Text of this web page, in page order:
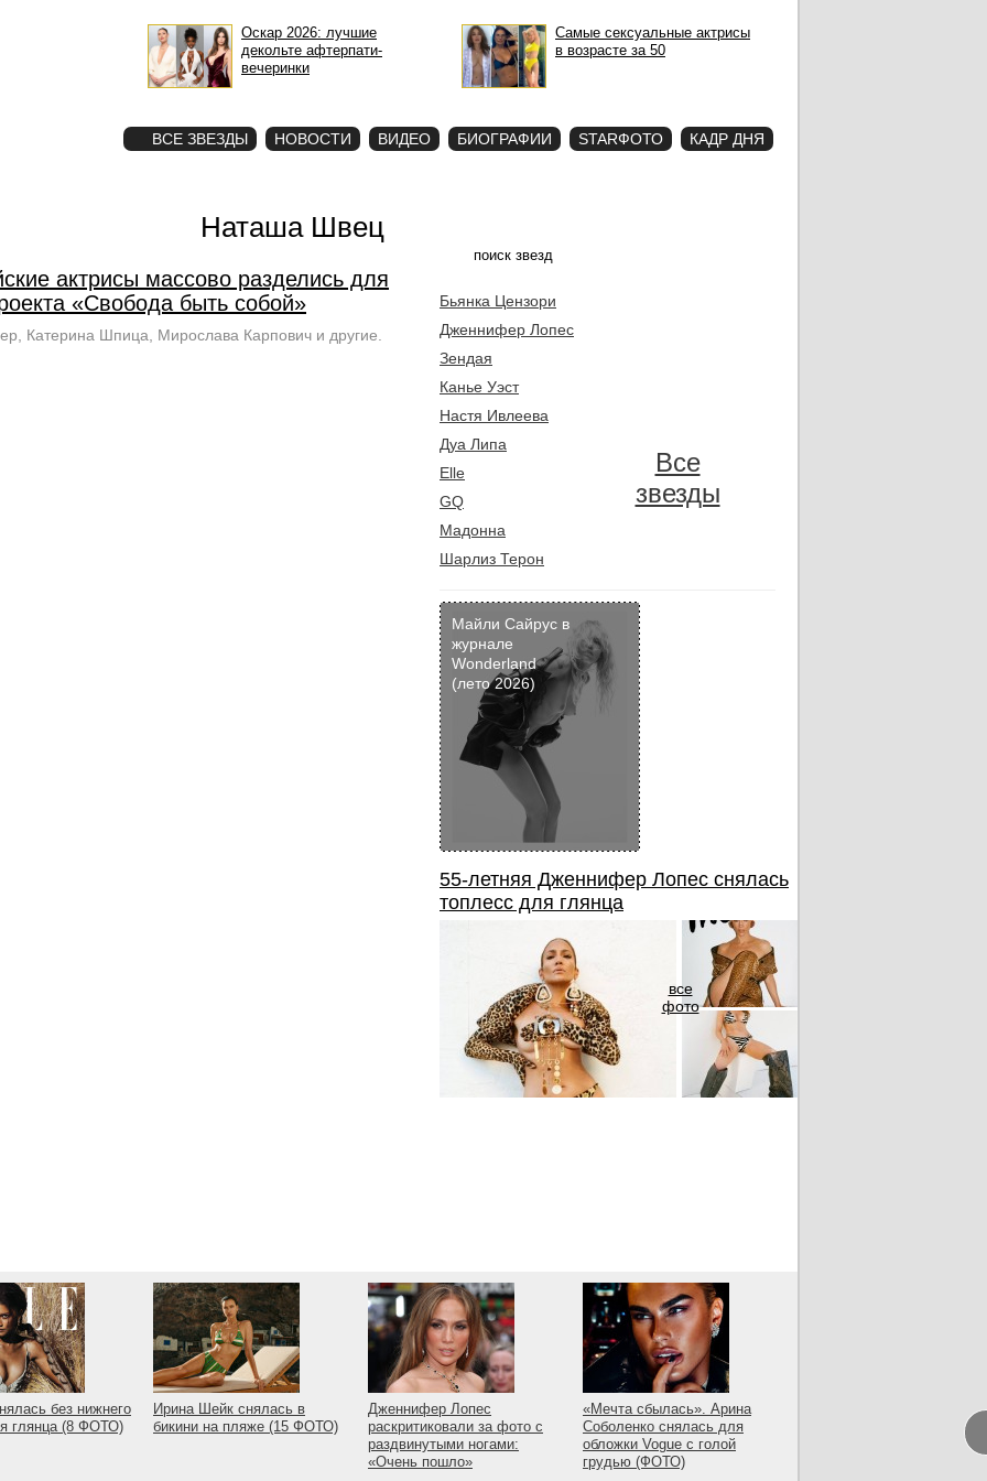
Оскар 2026: лучшие
декольте афтерпати-
вечеринки
Самые сексуальные актрисы
в возрасте за 50
ВСЕ ЗВЕЗДЫ НОВОСТИ ВИДЕО БИОГРАФИИ STARФОТО КАДР ДНЯ
Наташа Швец
актрисы массово разделись для
«Свобода быть собой»
Катерина Шпица, Мирослава Карпович и другие.
Бьянка Цензори
Дженнифер Лопес
Зендая
Канье Уэст
Настя Ивлеева
Дуа Липа
Elle
GQ
Мадонна
Шарлиз Терон
Все
звезды
Майли Сайрус в
журнале
Wonderland
(лето 2026)
55-летняя Дженнифер Лопес снялась
топлесс для глянца
все
фото
без нижнего
глянца (8 ФОТО)
Ирина Шейк снялась в
бикини на пляже (15 ФОТО)
Дженнифер Лопес
раскритиковали за фото с
раздвинутыми ногами:
«Очень пошло»
«Мечта сбылась». Арина
Соболенко снялась для
обложки Vogue с голой
грудью (ФОТО)